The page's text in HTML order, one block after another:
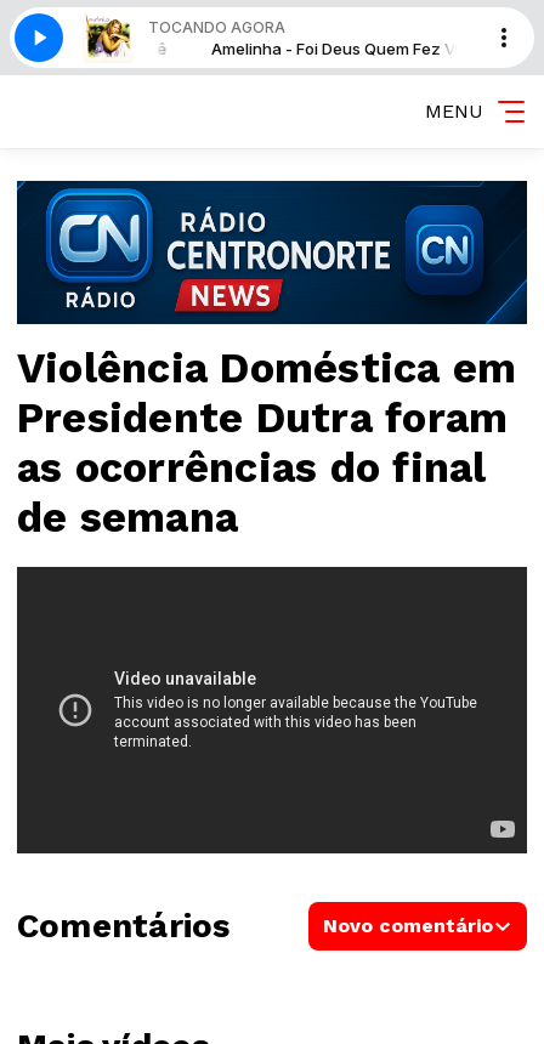
TOCANDO AGORA
Fez Você Amelinha - Foi Deus Quem Fez Você
MENU
Violência Doméstica em
Presidente Dutra foram
as ocorrências do final
de semana
Comentários Novo comentário